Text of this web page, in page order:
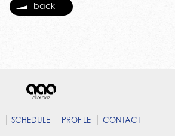
back
SCHEDULE PROFILE CONTACT